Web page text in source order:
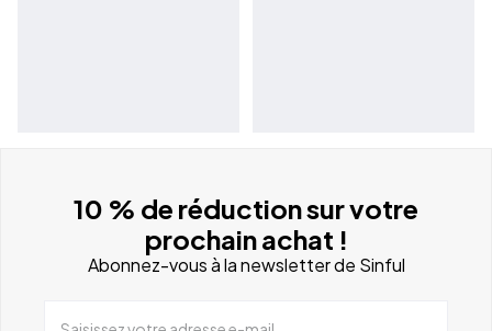
10 % de réduction sur votre
prochain achat !
Abonnez-vous à la newsletter de Sinful